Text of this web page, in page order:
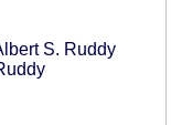
S. Ruddy